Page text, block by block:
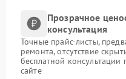
Прозрачное
консультация
Точные прайс-листы,
ремонта, отсутствие
бесплатной
сайте